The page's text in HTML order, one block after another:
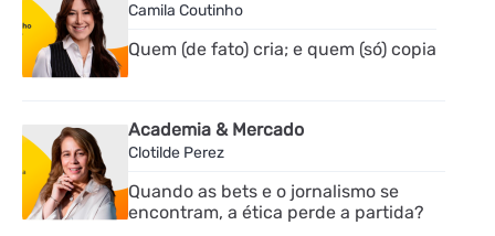
Camila Coutinho
Quem (de fato) cria; e quem (só) copia
Academia & Mercado
Clotilde Perez
Quando as bets e o jornalismo se
encontram, a ética perde a partida?